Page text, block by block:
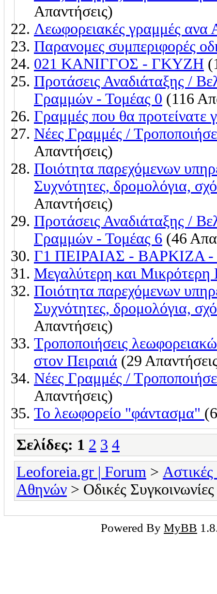
Απαντήσεις)
Λεωφορειακές γραμμές ανα
Παρανομες συμπεριφορές
021 ΚΑΝΙΓΓΟΣ - ΓΚΥΖΗ
Προτάσεις Αναδιάταξης /
Γραμμών - Τομέας 0 (116
Γραμμές που θα προτείνατε
Νέες Γραμμές /
Απαντήσεις)
Ποιότητα παρεχόμενων
Συχνότητες, δρομολόγια,
Απαντήσεις)
Προτάσεις Αναδιάταξης /
Γραμμών - Τομέας 6 (46
Γ1 ΠΕΙΡΑΙΑΣ - ΒΑΡΚΙΖΑ -
Μεγαλύτερη και
Ποιότητα παρεχόμενων
Συχνότητες, δρομολόγια,
Απαντήσεις)
Τροποποιήσεις
στον Πειραιά (29
Νέες Γραμμές /
Απαντήσεις)
Το λεωφορείο "φάντασμα"
Σελίδες: 1 2 3 4
Leoforeia.gr | Forum >
Αθηνών > Οδικές
Powered By MyBB